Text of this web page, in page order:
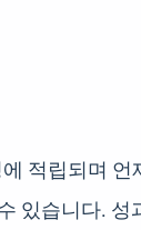
적립되며
있습니다.